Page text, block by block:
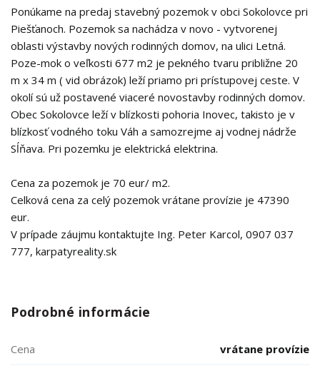
Ponúkame na predaj stavebný pozemok v obci Sokolovce pri
Piešťanoch. Pozemok sa nachádza v novo - vytvorenej
oblasti výstavby nových rodinných domov, na ulici Letná.
Poze-mok o veľkosti 677 m2 je pekného tvaru približne 20
m x 34 m ( vid obrázok) leží priamo pri prístupovej ceste. V
okolí sú už postavené viaceré novostavby rodinných domov.
Obec Sokolovce leží v blízkosti pohoria Inovec, takisto je v
blízkosť vodného toku Váh a samozrejme aj vodnej nádrže
Sĺňava. Pri pozemku je elektrická elektrina.
Cena za pozemok je 70 eur/ m2.
Celková cena za celý pozemok vrátane provízie je 47390
eur.
V prípade záujmu kontaktujte Ing. Peter Karcol, 0907 037
777, karpatyreality.sk
Podrobné informácie
Cena vrátane provízie